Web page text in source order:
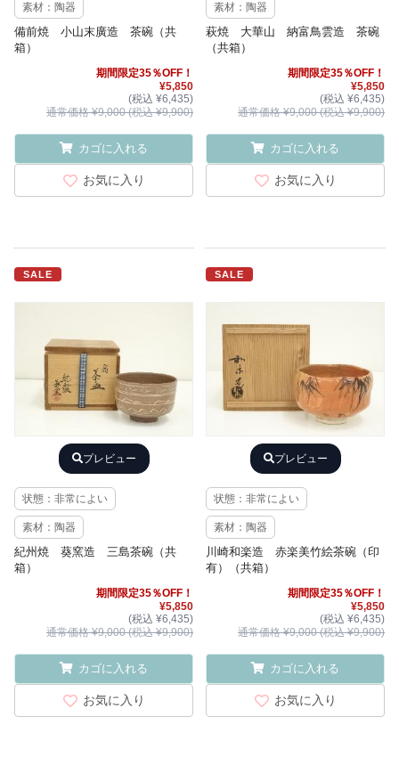
素材：陶器
備前焼 小山末廣造 茶碗（共
箱）
期間限定35％OFF！
¥5,850
(税込 ¥6,435)
通常価格 ¥9,000 (税込 ¥9,900)
カゴに入れる
お気に入り
素材：陶器
萩焼 大華山 納富鳥雲造 茶碗
（共箱）
期間限定35％OFF！
¥5,850
(税込 ¥6,435)
通常価格 ¥9,000 (税込 ¥9,900)
カゴに入れる
お気に入り
SALE
プレビュー
状態：非常によい
素材：陶器
紀州焼 葵窯造 三島茶碗（共
箱）
期間限定35％OFF！
¥5,850
(税込 ¥6,435)
通常価格 ¥9,000 (税込 ¥9,900)
カゴに入れる
お気に入り
SALE
プレビュー
状態：非常によい
素材：陶器
川崎和楽造 赤楽美竹絵茶碗（印
有）（共箱）
期間限定35％OFF！
¥5,850
(税込 ¥6,435)
通常価格 ¥9,000 (税込 ¥9,900)
カゴに入れる
お気に入り